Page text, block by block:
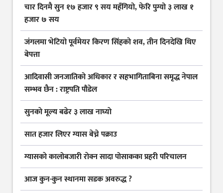
चार दिनमै सुन १७ हजार ९ सय महँगियो, फेरि पुग्यो ३ लाख १
हजार ७ सय
जंगलमा भेटियो पूर्वमेयर किरण सिंहको शव, तीन दिनदेखि थिए
बेपत्ता
आदिवासी जनजातिको अधिकार र सहभागिताबिना समृद्ध नेपाल
सम्भव छैन : राष्ट्रपति पौडेल
सुनकाे मूल्य बढेर ३ लाख नाघ्याे
सात हजार लिएर ग्यास बेच्ने पक्राउ
ग्यासकाे कालोबजारी राेक्न सादा पोसाकका प्रहरी परिचालन
आज कुन-कुन स्थानमा सडक अवरुद्ध ?